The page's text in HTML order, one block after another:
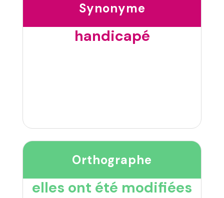
Synonyme
handicapé
Orthographe
elles ont été modifiées